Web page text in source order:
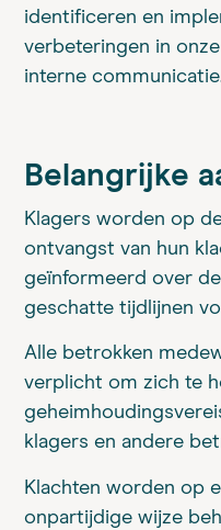
identificeren en
verbeteringen in
interne
Belangrijke
Klagers worden op
ontvangst van hun
geïnformeerd over
geschatte tijdlijnen
Alle betrokken
verplicht om zich te
klagers en andere
Klachten worden op
onpartijdige wijze